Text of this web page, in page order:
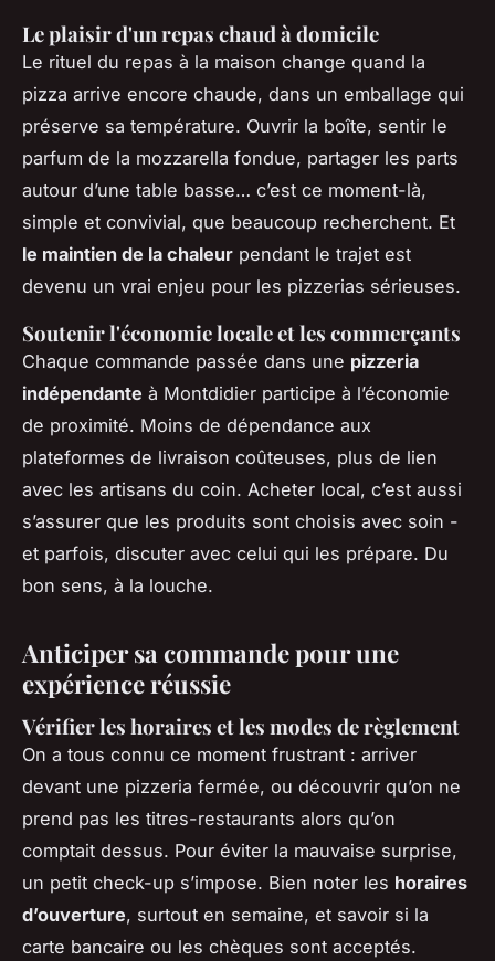
Le plaisir d'un repas chaud à domicile
Le rituel du repas à la maison change quand la
pizza arrive encore chaude, dans un emballage qui
préserve sa température. Ouvrir la boîte, sentir le
parfum de la mozzarella fondue, partager les parts
autour d’une table basse… c’est ce moment-là,
simple et convivial, que beaucoup recherchent. Et
le maintien de la chaleur pendant le trajet est
devenu un vrai enjeu pour les pizzerias sérieuses.
Soutenir l'économie locale et les commerçants
Chaque commande passée dans une pizzeria
indépendante à Montdidier participe à l’économie
de proximité. Moins de dépendance aux
plateformes de livraison coûteuses, plus de lien
avec les artisans du coin. Acheter local, c’est aussi
s’assurer que les produits sont choisis avec soin -
et parfois, discuter avec celui qui les prépare. Du
bon sens, à la louche.
Anticiper sa commande pour une
expérience réussie
Vérifier les horaires et les modes de règlement
On a tous connu ce moment frustrant : arriver
devant une pizzeria fermée, ou découvrir qu’on ne
prend pas les titres-restaurants alors qu’on
comptait dessus. Pour éviter la mauvaise surprise,
un petit check-up s’impose. Bien noter les horaires
d’ouverture, surtout en semaine, et savoir si la
carte bancaire ou les chèques sont acceptés.